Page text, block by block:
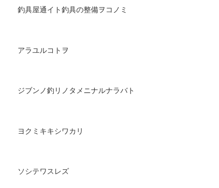
釣具屋通イト釣具の整備ヲコノミ
アラユルコトヲ
ジブンノ釣リノタメニナルナラバト
ヨクミキキシワカリ
ソシテワスレズ